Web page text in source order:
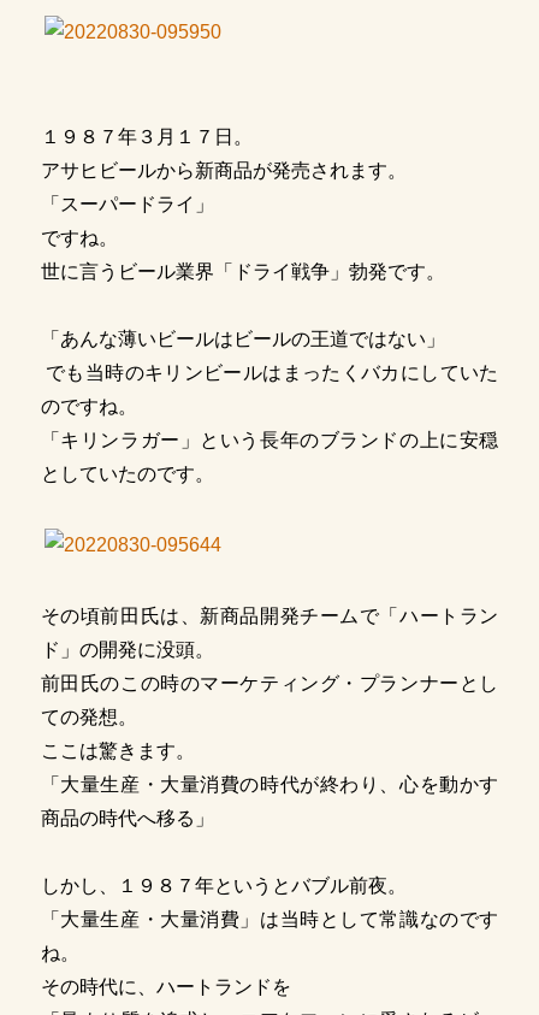
１９８７年３月１７日。
アサヒビールから新商品が発売されます。
「スーパードライ」
ですね。
世に言うビール業界「ドライ戦争」勃発です。
「あんな薄いビールはビールの王道ではない」
でも当時のキリンビールはまったくバカにしていた
のですね。
「キリンラガー」という長年のブランドの上に安穏
としていたのです。
その頃前田氏は、新商品開発チームで「ハートラン
ド」の開発に没頭。
前田氏のこの時のマーケティング・プランナーとし
ての発想。
ここは驚きます。
「大量生産・大量消費の時代が終わり、心を動かす
商品の時代へ移る」
しかし、１９８７年というとバブル前夜。
「大量生産・大量消費」は当時として常識なのです
ね。
その時代に、ハートランドを